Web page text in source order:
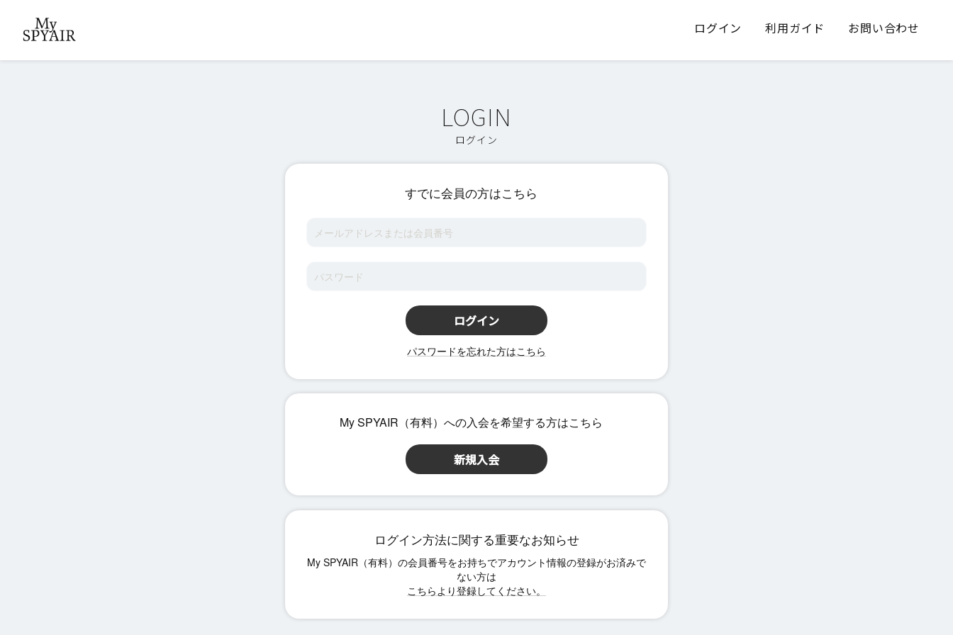
ログイン
すでに会員の方はこちら
パスワードを忘れた方はこちら
ログイン方法に関する重要なお知らせ
こちらより登録してください。